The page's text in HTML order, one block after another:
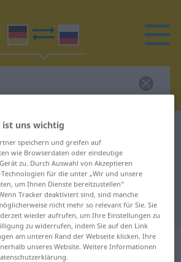
Wörterbuch
Übersetzung für
Übersetzung
: maskulin
ist uns wichtig
speichern und greifen auf
wie Browserdaten oder eindeutige
zu. Durch Auswahl von Akzeptieren
für die unter „Wir und unsere
um Ihnen Dienste bereitzustellen“
Tracker deaktiviert sind, sind manche
nicht mehr so relevant für Sie. Sie
wieder aufrufen, um Ihre Einstellungen zu
zu widerrufen, indem Sie auf den Link
am unteren Rand der Webseite klicken. Ihre
unseres Website. Weitere Informationen